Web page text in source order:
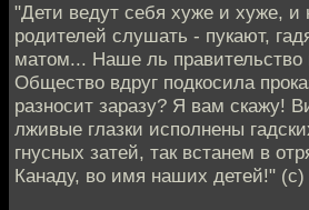
"Дети ведут себя хуже и хуже, и
родителей слушать - пукают,
матом... Наше ль правительство
Общество вдруг подкосила
разносит заразу? Я вам скажу!
лживые глазки исполнены
гнусных затей, так встанем в
Канаду, во имя наших детей!" (с)